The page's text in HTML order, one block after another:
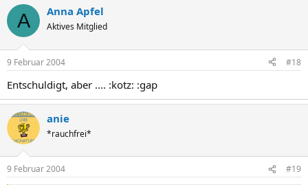
A Anna Apfel
Aktives Mitglied
9 Februar 2004 #18
Entschuldigt, aber .... :kotz: :gap
anie
*rauchfrei*
9 Februar 2004 #19